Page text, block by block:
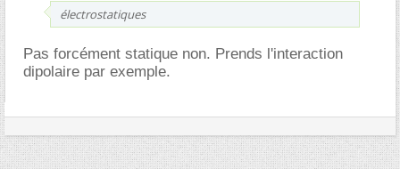
électrostatiques
Pas forcément statique non. Prends l'interaction
dipolaire par exemple.